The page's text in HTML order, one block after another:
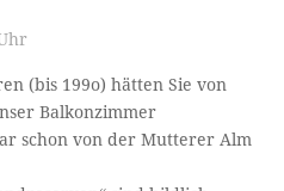
(bis 199o) hätten Sie von
Balkonzimmer
schon von der Mutterer Alm